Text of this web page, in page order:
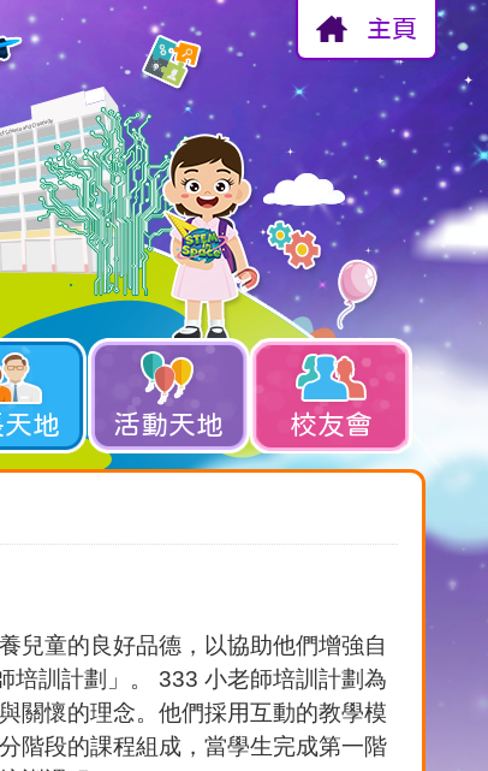
主頁
地 活動天地 校友會
兒童的良好品德，以協助他們增強自
培訓計劃」。 333 小老師培訓計劃為
關懷的理念。他們採用互動的教學模
階段的課程組成，當學生完成第一階